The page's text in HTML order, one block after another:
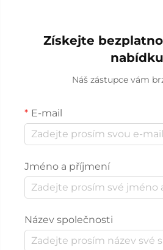
Získejte
nabídku
Náš zástupce vám
E-mail
Jméno a příjmení
Název společnosti